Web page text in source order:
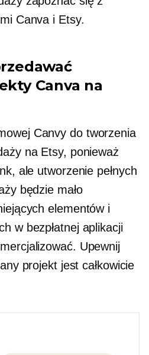
Canva i Etsy.
Canva na
Canvy do tworzenia
na Etsy, ponieważ
ale utworzenie pełnych
będzie mało
elementów i
w bezpłatnej aplikacji
Upewnij
projekt jest całkowicie